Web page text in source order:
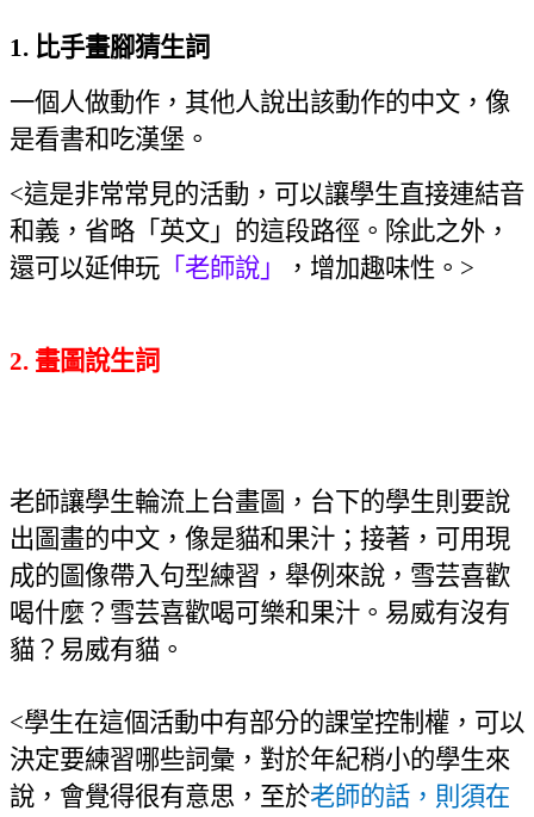
1. 比手畫腳猜生詞
一個人做動作，其他人說出該動作的中文，像
是看書和吃漢堡。
<這是非常常見的活動，可以讓學生直接連結音
和義，省略「英文」的這段路徑。 除此之外，
還可以延伸玩 「老師說」 ，增加趣味性 。 >
2. 畫圖說生詞
老師讓學生輪流上台畫圖，台下的學生則要說
出圖畫的中文，像是貓和果汁；接著，可用現
成的圖像帶入句型練習，舉例來說，雪芸喜歡
喝什麼？雪芸喜歡喝可樂和果汁。易威有沒有
貓？易威有貓。
<學生在這個活動中有部分的課堂控制權，可以
決定要練習哪些詞彙，對於年紀稍小的學生來
說，會覺得很有意思，至於老師的話，則須在